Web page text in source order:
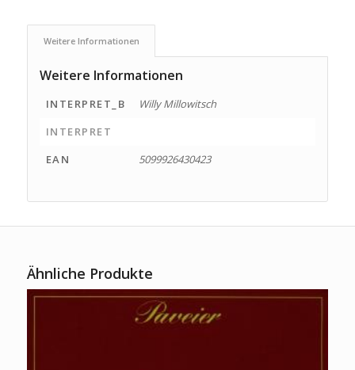
Weitere Informationen
Weitere Informationen
INTERPRET_B
Willy Millowitsch
INTERPRET
EAN
5099926430423
Ähnliche Produkte